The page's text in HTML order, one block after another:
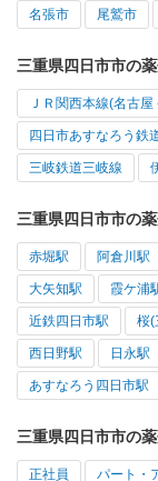
名張市 尾鷲市
三重県四日市市の
ＪＲ関西本線(名古
四日市あすなろう鉄
三岐鉄道三岐線
三重県四日市市の
赤堀駅 阿倉川駅
大矢知駅 霞ケ浦
近鉄四日市駅 桜(
西日野駅 日永駅
あすなろう四日市駅
三重県四日市市の
正社員 パート・